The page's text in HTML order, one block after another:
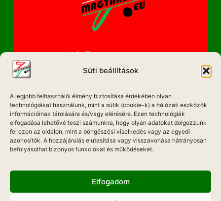
Süti beállítások
A legjobb felhasználói élmény biztosítása érdekében olyan
technológiákat használunk, mint a sütik (cookie-k) a hálózati eszközök
információinak tárolására és/vagy elérésére. Ezen technológiák
elfogadása lehetővé teszi számunkra, hogy olyan adatokat dolgozzunk
fel ezen az oldalon, mint a böngészési viselkedés vagy az egyedi
azonosítók. A hozzájárulás elutasítása vagy visszavonása hátrányosan
befolyásolhat bizonyos funkciókat és működéseket.
Elfogadom
info@magyarzene.eu
IMPRESSZUM
ETIKAI KÓDEX
MÉDIA AJÁNLAT
ADATKEZELÉSI NYILATKOZAT